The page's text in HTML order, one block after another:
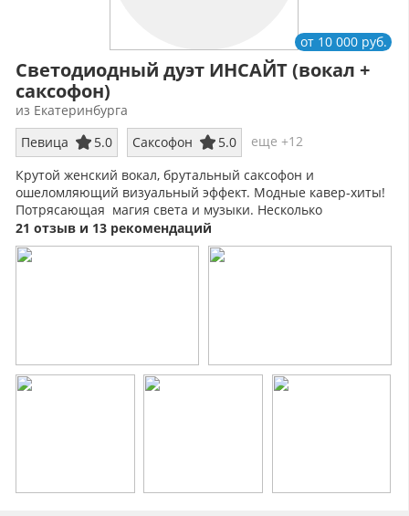
Светодиодный дуэт ИНСАЙТ (вокал +
саксофон)
от 10 000 руб.
из Екатеринбурга
Певица
5.0 Саксофон 5.0
еще +12
Крутой женский вокал, брутальный саксофон и
ошеломляющий визуальный эффект. Модные кавер-хиты!
Потрясающая магия света и музыки. Несколько
сценических образов
21 отзыв и 13 рекомендаций